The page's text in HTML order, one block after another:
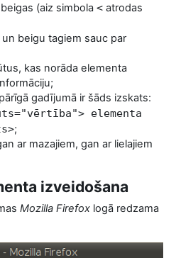
(aiz simbola < atrodas
beigu tagiem sauc par
kas norāda elementa
gadījumā ir šāds izskats:
elementa
;
ar mazajiem, gan ar lielajiem
izveidošana
Mozilla Firefox logā redzama